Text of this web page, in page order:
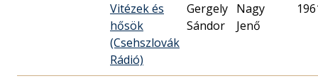
Vitézek és
hősök
(Csehszlovák
Rádió)
Gergely
Sándor
Nagy
Jenő